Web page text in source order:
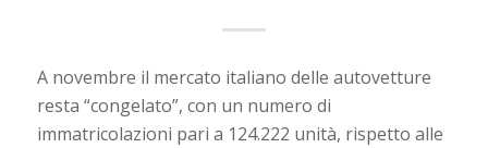
A novembre il mercato italiano delle autovetture
resta “congelato”, con un numero di
immatricolazioni pari a 124.222 unità, rispetto alle